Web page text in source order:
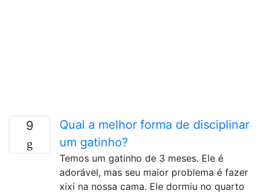
9
Qual a melhor forma de disciplinar
um gatinho?
Temos um gatinho de 3 meses. Ele é
adorável, mas seu maior problema é fazer
xixi na nossa cama. Ele dormiu no quarto